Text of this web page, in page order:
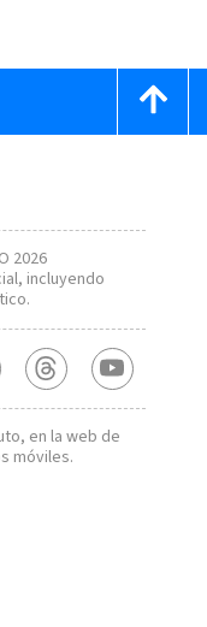
2026
incluyendo
en la web de
móviles.